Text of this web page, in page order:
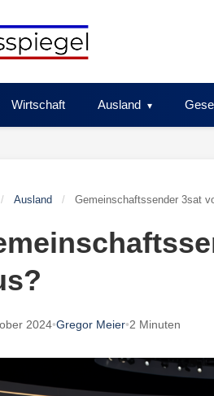
Wirtschaft Ausland
/ Ausland / Gemeinschaftssender 3sat
2024•Gregor Meier•2 Minuten